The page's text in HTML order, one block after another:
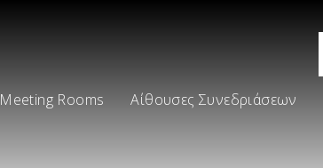
Meeting Rooms Αίθουσες Συνεδριάσεων